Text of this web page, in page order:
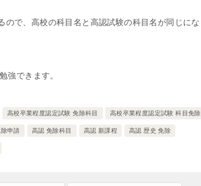
で、高校の科目名と高認試験の科目名が同じにな
強できます。
高校卒業程度認定試験 免除科目 高校卒業程度認定試験 科目免除
申請 高認 免除科目 高認 新課程 高認 歴史 免除